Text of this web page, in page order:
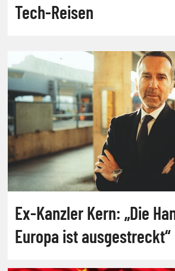
Tech-Reisen
Ex-Kanzler Kern: „Die
Europa ist ausgestreckt“